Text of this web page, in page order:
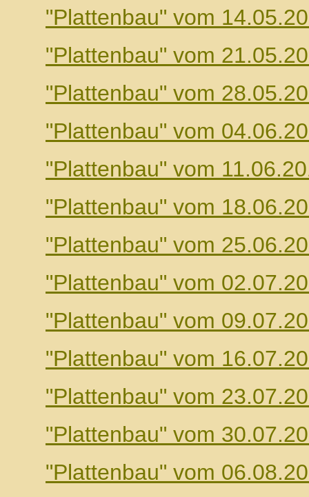
"Plattenbau" vom
"Plattenbau" vom
"Plattenbau" vom
"Plattenbau" vom
"Plattenbau" vom
"Plattenbau" vom
"Plattenbau" vom
"Plattenbau" vom
"Plattenbau" vom
"Plattenbau" vom
"Plattenbau" vom
"Plattenbau" vom
"Plattenbau" vom